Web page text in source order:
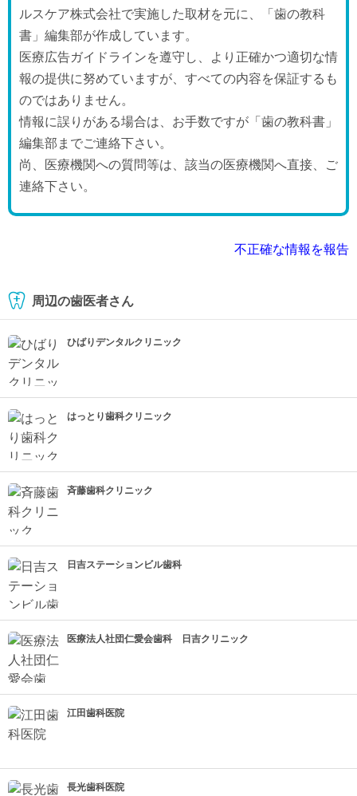
ルスケア株式会社で実施した取材を元に、「歯の教科
書」編集部が作成しています。
医療広告ガイドラインを遵守し、より正確かつ適切な情
報の提供に努めていますが、すべての内容を保証するも
のではありません。
情報に誤りがある場合は、お手数ですが「歯の教科書」
編集部までご連絡下さい。
尚、医療機関への質問等は、該当の医療機関へ直接、ご
連絡下さい。
不正確な情報を報告
周辺の歯医者さん
ひばりデンタルクリニック
はっとり歯科クリニック
斉藤歯科クリニック
日吉ステーションビル歯科
医療法人社団仁愛会歯科 日吉クリニック
江田歯科医院
長光歯科医院